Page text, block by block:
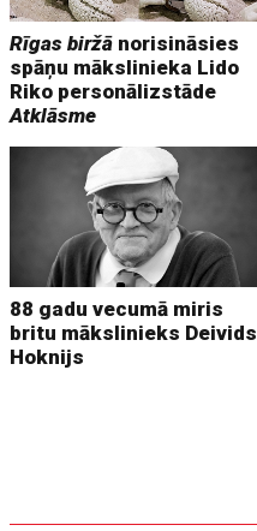
Rīgas biržā norisināsies
spāņu mākslinieka Lido
Riko personālizstāde
Atklāsme
88 gadu vecumā miris
britu mākslinieks Deivids
Hoknijs